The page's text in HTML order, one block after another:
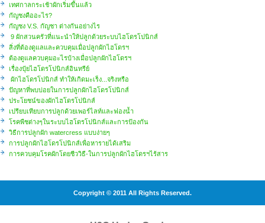
เทศกาลกระเช้าผักเริ่มขึ้นแล้ว
กัญชงคืออะไร?
กัญชง V.S. กัญชา ต่างกันอย่างไร
9 ผักสวนครัวที่แนะนำให้ปลูกด้วยระบบไฮโดรโปนิกส์
สิ่งที่ต้องดูแลและควบคุมเมื่อปลูกผักไฮโดรฯ
ต้องดูแลควบคุมอะไรบ้างเมื่อปลูกผักไฮโดรฯ
เรื่องปุ๋ยไฮโดรโปนิกส์อินทรีย์
ผักไฮโดรโปนิกส์ ทำให้เกิดมะเร็ง...จริงหรือ
ปัญหาที่พบบ่อยในการปลูกผักไฮโดรโปนิกส์
ประโยชน์ของผักไฮโดรโปนิกส์
เปรียบเทียบการปลูกด้วยเพอร์ไลท์และฟองน้ำ
โรคพืชต่างๆในระบบไฮโดรโปนิกส์และการป้องกัน
วิธีการปลูกผัก watercress แบบง่ายๆ
การปลูกผักไฮโดรโปนิกส์เพื่อหารายได้เสริม
การควบคุมโรคผักโดยชีววิธี-ในการปลูกผักไฮโดรฯไร้สาร
Copyright © 2011 All Rights Reserved.